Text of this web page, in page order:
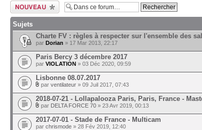
Ecrire un nouveau
sujet
Sujets
Charte FV : règles à respecter sur l'ensemble des
par Dorian » 17 Mar 2013, 22:17
Paris Bercy 3 décembre 2017
par VIOLATION » 03 Déc 2020, 09:59
Lisbonne 08.07.2017
par ventilateur » 09 Juil 2017, 07:43
2018-07-21 - Lollapalooza Paris, Paris, France -
par DELTA FORCE 70 » 23 Avr 2019, 00:13
2017-07-01 - Stade de France - Multicam
par chrismode » 28 Fév 2019, 12:40